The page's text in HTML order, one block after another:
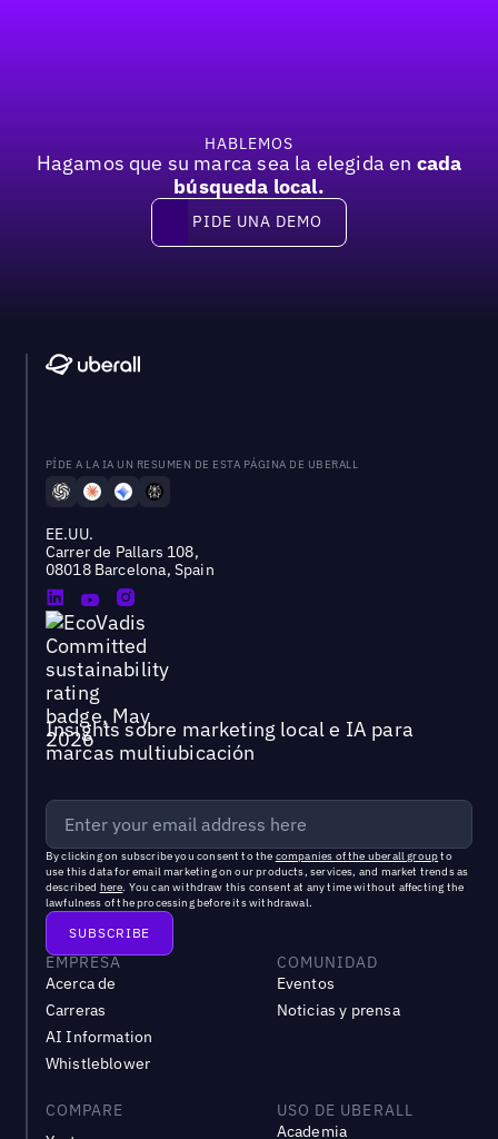
HABLEMOS
Hagamos que su marca sea la elegida en cada
búsqueda local.
Pide una demo
PIDE UNA DEMO
PÍDE A LA IA UN RESUMEN DE ESTA PÁGINA DE UBERALL
EE.UU.
Carrer de Pallars 108,
08018 Barcelona, Spain
Insights sobre marketing local e IA para
marcas multiubicación
By clicking on subscribe you consent to the companies of the uberall groupto
use this data for email marketing on our products, services, and market trends as
described here. You can withdraw this consent at any time without affecting the
lawfulness of the processing before its withdrawal.
EMPRESA
Acerca de
Carreras
AI Information
Whistleblower
COMUNIDAD
Eventos
Noticias y prensa
COMPARE
USO DE UBERALL
Academia